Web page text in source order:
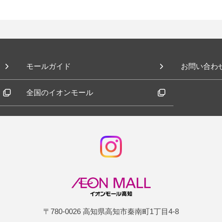
モールガイド お問い合わ
全国のイオンモール
〒780-0026 高知県高知市秦南町1丁目4-8